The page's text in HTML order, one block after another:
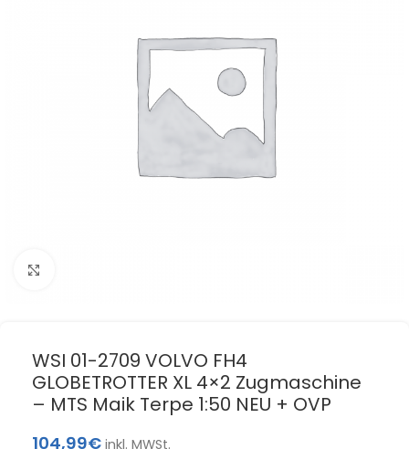
WSI 01-2709 VOLVO FH4
GLOBETROTTER XL 4×2 Zugmaschine
– MTS Maik Terpe 1:50 NEU + OVP
104,99€ inkl. MWSt.